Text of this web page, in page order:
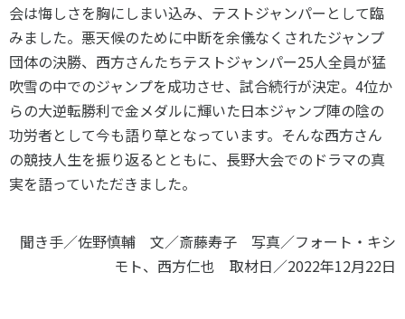
知る学ぶ
SPORT POLICY INCUBATOR ―スポーツ政策の『卵』 ―
Sport Topics
スポーツ 歴史の検証
スポーツ辞典
会は悔しさを胸にしまい込み、テストジャンパーとして臨
みました。悪天候のために中断を余儀なくされたジャンプ
団体の決勝、西方さんたちテストジャンパー25人全員が猛
吹雪の中でのジャンプを成功させ、試合続行が決定。4位か
らの大逆転勝利で金メダルに輝いた日本ジャンプ陣の陰の
功労者として今も語り草となっています。そんな西方さん
の競技人生を振り返るとともに、長野大会でのドラマの真
実を語っていただきました。
聞き手／佐野慎輔 文／斎藤寿子 写真／フォート・キシ
モト、西方仁也 取材日／2022年12月22日